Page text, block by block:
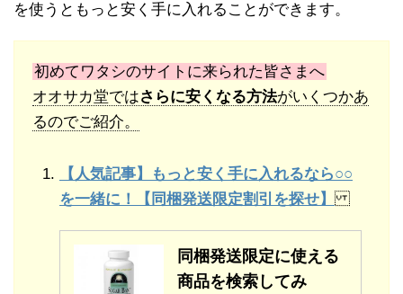
を使うともっと安く手に入れることができます。
初めてワタシのサイトに来られた皆さまへ
オオサカ堂ではさらに安くなる方法がいくつかあ
るのでご紹介。
【人気記事】もっと安く手に入れるなら○○
を一緒に！【同梱発送限定割引を探せ】
同梱発送限定に使える
商品を検索してみ